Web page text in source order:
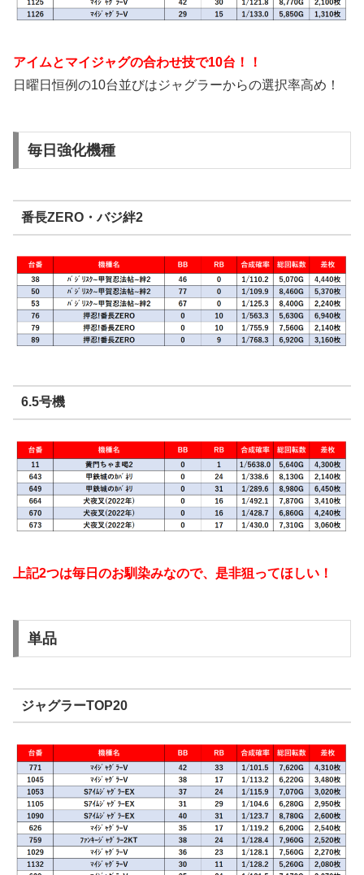
アイムとマイジャグの合わせ技で10台！！
日曜日恒例の10台並びはジャグラーからの選択率高め！
毎日強化機種
番長ZERO・バジ絆2
6.5号機
上記2つは毎日のお馴染みなので、是非狙ってほしい！
単品
ジャグラーTOP20